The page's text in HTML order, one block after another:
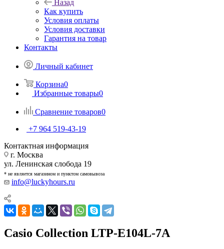
Назад
Как купить
Условия оплаты
Условия доставки
Гарантия на товар
Контакты
Личный кабинет
Корзина0
Избранные товары0
Сравнение товаров0
+7 964 519-43-19
Контактная информация
г. Москва
ул. Ленинская слобода 19
* не является магазином и пунктом самовывоза
info@luckyhours.ru
Casio Collection LTP-E104L-7A